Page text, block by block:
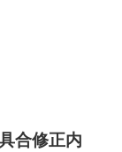
合修正内